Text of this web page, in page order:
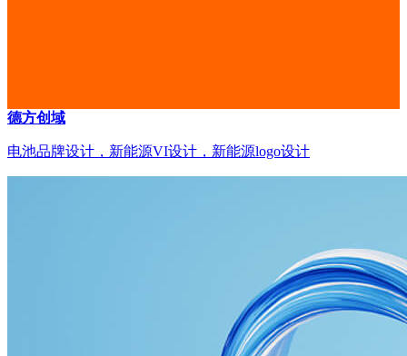
德方创域
电池品牌设计，新能源VI设计，新能源logo设计